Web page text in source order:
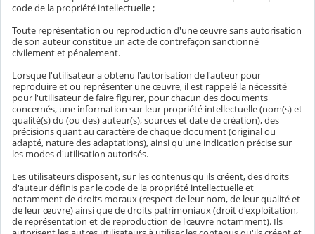
code de la propriété intellectuelle ;
Toute représentation ou reproduction d'une œuvre sans autorisation
de son auteur constitue un acte de contrefaçon sanctionné
civilement et pénalement.
Lorsque l'utilisateur a obtenu l'autorisation de l'auteur pour
reproduire et ou représenter une œuvre, il est rappelé la nécessité
pour l'utilisateur de faire figurer, pour chacun des documents
concernés, une information sur leur propriété intellectuelle (nom(s) et
qualité(s) du (ou des) auteur(s), sources et date de création), des
précisions quant au caractère de chaque document (original ou
adapté, nature des adaptations), ainsi qu'une indication précise sur
les modes d'utilisation autorisés.
Les utilisateurs disposent, sur les contenus qu'ils créent, des droits
d'auteur définis par le code de la propriété intellectuelle et
notamment de droits moraux (respect de leur nom, de leur qualité et
de leur œuvre) ainsi que de droits patrimoniaux (droit d'exploitation,
de représentation et de reproduction de l'œuvre notamment). Ils